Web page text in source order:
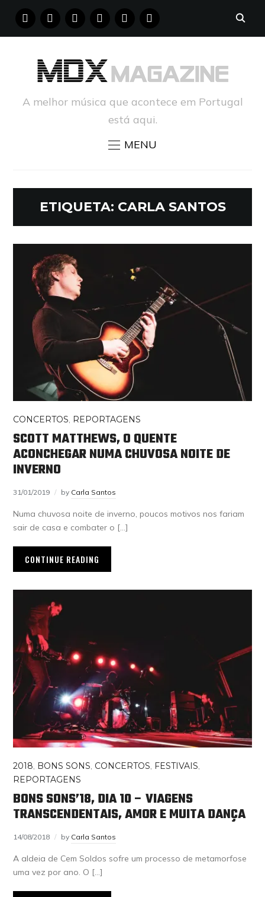
FACEBOOKINSTAGRAM
YOUTUBE PINTERESTTUMBLR
A melhor música que acontece em Portugal
está aqui.
MENU
ETIQUETA: CARLA SANTOS
CONCERTOS, REPORTAGENS
SCOTT MATTHEWS, O QUENTE
ACONCHEGAR NUMA CHUVOSA NOITE DE
INVERNO
31/01/2019 by Carla Santos
Numa chuvosa noite de inverno, poucos motivos nos fariam
sair de casa e combater o […]
CONTINUE READING
2018 BONS SONS CONCERTOS FESTIVAIS
REPORTAGENS
BONS SONS’18, DIA 10 – VIAGENS
TRANSCENDENTAIS, AMOR E MUITA DANÇA
14/08/2018 by Carla Santos
A aldeia de Cem Soldos sofre um processo de metamorfose
uma vez por ano. O […]